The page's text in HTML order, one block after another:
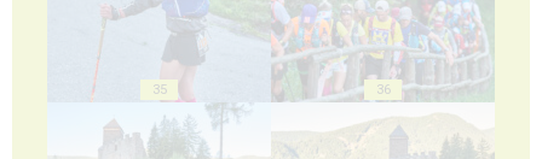
35 36